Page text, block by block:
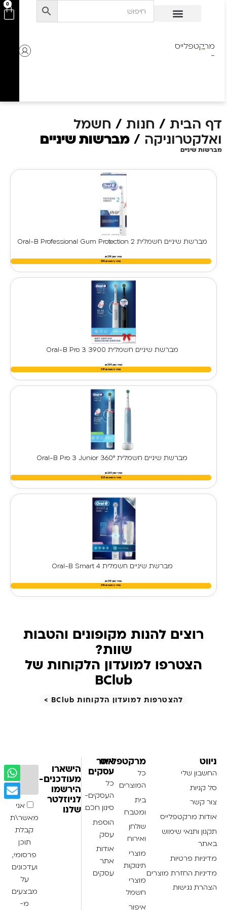
מרקטפלייס
-
0
דף הבית / חנות / חשמל
ואלקטרוניקה / מברשות שיניים
מברשות שיניים
מברשת שיניים חשמלית Oral-B Professional Gum Protection 2
מחיר שוק 219 ₪
מחיר בימאפ ₪
מברשת שיניים חשמלית Oral-B Pro 3 3900
מחיר שוק 399 ₪
מחיר בימאפ ₪
מברשת שיניים חשמלית Oral-B Pro 3 Junior 360°
מחיר שוק 269 ₪
מחיר בימאפ ₪
229
מברשת שיניים חשמלית Oral-B Smart 4
מחיר שוק 319 ₪
מחיר בימאפ ₪
רוצים להנות מקופונים והטבות
שוות?
הצטרפו למועדון הלקוחות של
BClub
להצטרפות למועדון הלקוחות BClub >
ניווט
החשבון שלי
סל קניות
צור קשר
אודות מרקטפלייס
תקנון ותנאי שימוש
באתר
מדיניות פרטיות
מדיניות החזרת מוצרים
הצהרת נגישות
מרקטפלייס
כל
המוצרים
בית
ומטבח
שולחן
ואירוח
מוצרי
תינוקות
מוצרי
חשמל
איפור
אתר
עסקים
כל
העסקים-
סינון חכם
הוספת
עסק
אודות
אתר
עסקים
הישארו
מעודכנים-
הירשמו
לניוזלטר
שלנו
אני
מאשר\ת
קבלת
תוכן
פרסומי,
ועדכונים
על
מבצעים
מ-